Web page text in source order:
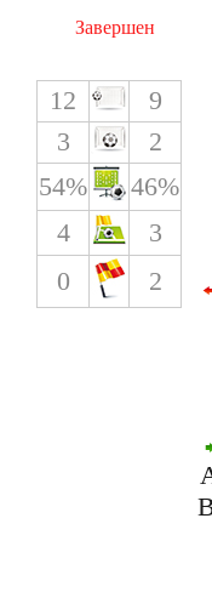
Завершен
12
9
3
2
54%
46%
4
3
0
2